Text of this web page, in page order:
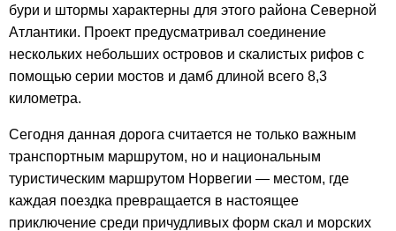
бури и штормы характерны для этого района Северной
Атлантики. Проект предусматривал соединение
нескольких небольших островов и скалистых рифов с
помощью серии мостов и дамб длиной всего 8,3
километра.
Сегодня данная дорога считается не только важным
транспортным маршрутом, но и национальным
туристическим маршрутом Норвегии — местом, где
каждая поездка превращается в настоящее
приключение среди причудливых форм скал и морских